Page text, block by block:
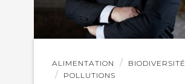
ALIMENTATION
BIODIVERSITÉ
POLLUTIONS
Lire
l'article